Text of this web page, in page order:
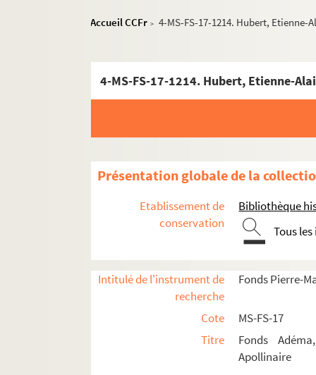
Accueil CCFr > 4-MS-FS-17-1214. Hubert, Etienne-
4-MS-FS-17-1214. Hubert, Etienne-
Présentation globale de la
Etablissement de
conservation
Bibliothèque
Tous
Intitulé de l'instrument de
recherche
Fonds Pierre-
Cote
MS-FS-17
Titre
Fonds
Apollinaire
Pierre-Marcel Adéma
Correspondance
Lettres de Pierre-Marcel Adéma
Lettres à Pierre-Marcel Adéma